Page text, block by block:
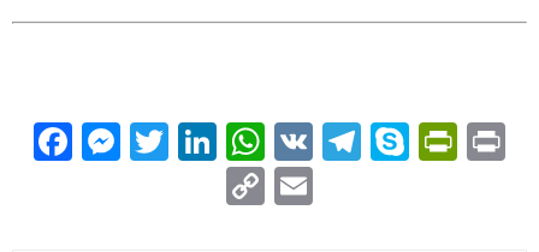
Facebook
Messenger
TwitterLinkedIn
WhatsApp
VK Telegram
Skype
Copy